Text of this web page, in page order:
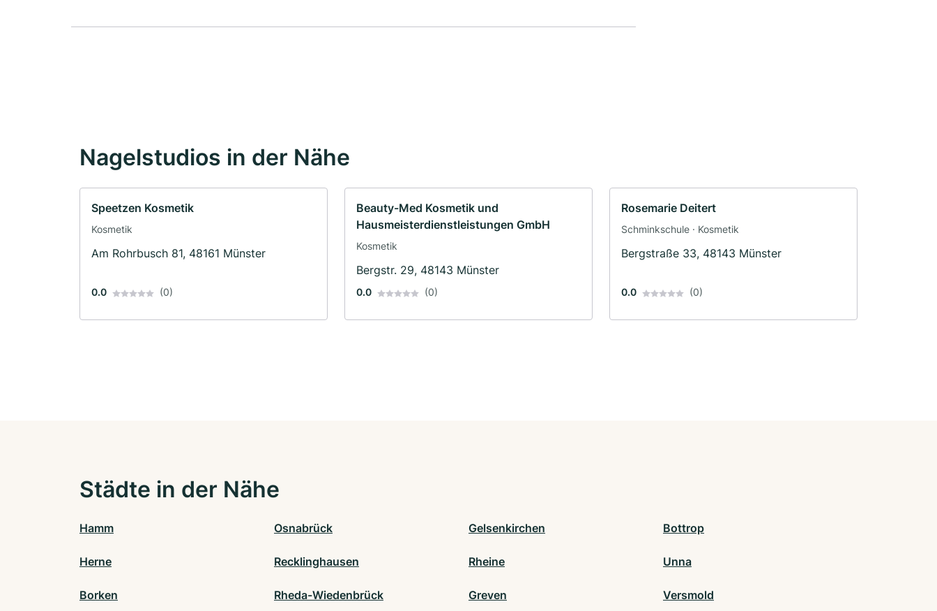
Nagelstudios in der Nähe
Speetzen Kosmetik
Kosmetik
Am Rohrbusch 81, 48161 Münster
0.0 (0)
Beauty-Med Kosmetik und
Hausmeisterdienstleistungen GmbH
Kosmetik
Bergstr. 29, 48143 Münster
0.0 (0)
Rosemarie Deitert
Schminkschule · Kosmetik
Bergstraße 33, 48143 Münster
0.0 (0)
Städte in der Nähe
Hamm Osnabrück Gelsenkirchen Bottrop
Herne Recklinghausen Rheine Unna
Borken Rheda-Wiedenbrück Greven Versmold